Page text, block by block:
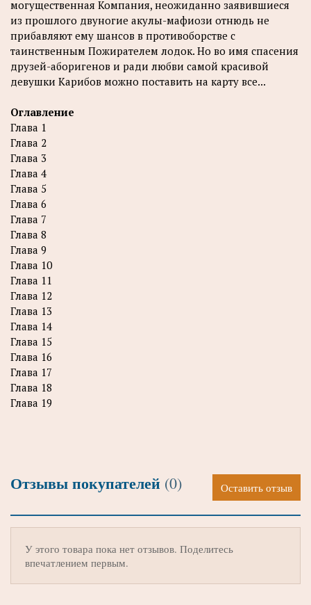
могущественная Компания, неожиданно заявившиеся
из прошлого двуногие акулы-мафиози отнюдь не
прибавляют ему шансов в противоборстве с
таинственным Пожирателем лодок. Но во имя спасения
друзей-аборигенов и ради любви самой красивой
девушки Карибов можно поставить на карту все...
Оглавление
Глава 1
Глава 2
Глава 3
Глава 4
Глава 5
Глава 6
Глава 7
Глава 8
Глава 9
Глава 10
Глава 11
Глава 12
Глава 13
Глава 14
Глава 15
Глава 16
Глава 17
Глава 18
Глава 19
Отзывы покупателей (0) Оставить отзыв
У этого товара пока нет отзывов. Поделитесь
впечатлением первым.